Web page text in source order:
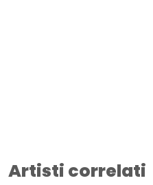
Artisti correlati